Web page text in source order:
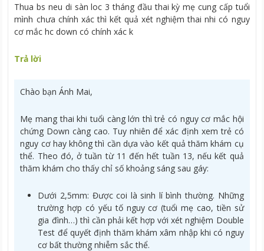
Thua bs neu di sàn loc 3 tháng đầu thai kỳ mẹ cung cấp tuổi
mình chưa chính xác thì kết quả xét nghiệm thai nhi có nguy
cơ mắc hc down có chính xác k
Trả lời
Chào bạn Ánh Mai,
Mẹ mang thai khi tuổi càng lớn thì trẻ có nguy cơ mắc hội
chứng Down càng cao. Tuy nhiên để xác định xem trẻ có
nguy cơ hay không thì cần dựa vào kết quả thăm khám cụ
thể. Theo đó, ở tuần từ 11 đến hết tuần 13, nếu kết quả
thăm khám cho thấy chỉ số khoảng sáng sau gáy:
Dưới 2,5mm: Được coi là sinh lí bình thường. Những
trường hợp có yếu tố nguy cơ (tuổi mẹ cao, tiền sử
gia đình…) thì cần phải kết hợp với xét nghiệm Double
Test để quyết định thăm khám xâm nhập khi có nguy
cơ bất thường nhiễm sắc thể.